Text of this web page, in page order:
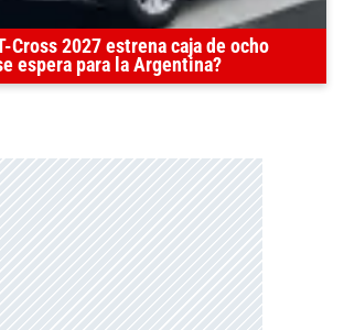
Cross 2027 estrena caja de ocho
espera para la Argentina?